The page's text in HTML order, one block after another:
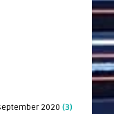
2020 (3)